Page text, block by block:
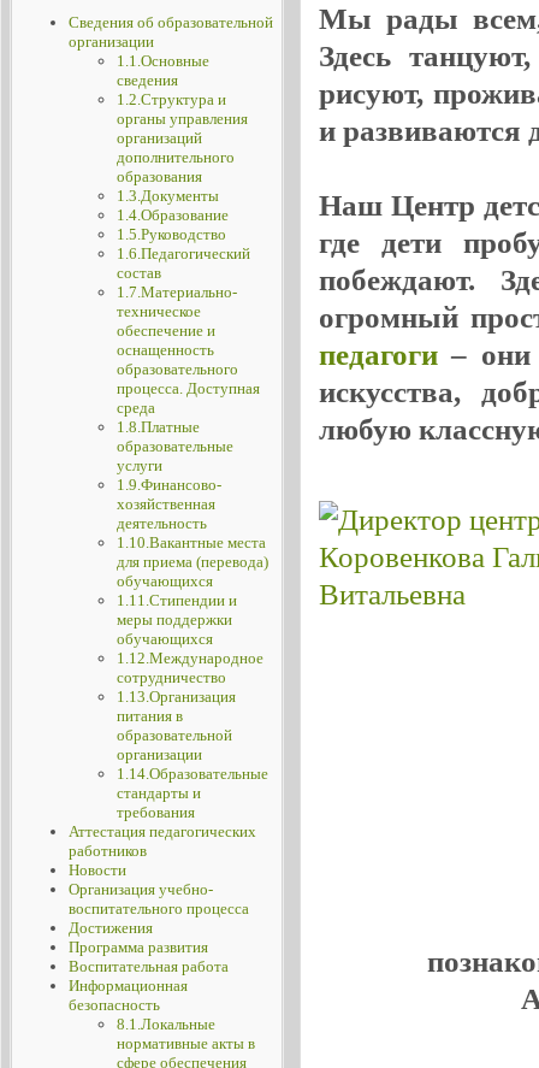
Сведения об образовательной
организации
1.1.Основные
сведения
1.2.Структура и
органы управления
организаций
дополнительного
образования
1.3.Документы
1.4.Образование
1.5.Руководство
1.6.Педагогический
состав
1.7.Материально-
техническое
обеспечение и
оснащенность
образовательного
процесса. Доступная
среда
1.8.Платные
образовательные
услуги
1.9.Финансово-
хозяйственная
деятельность
1.10.Вакантные места
для приема (перевода)
обучающихся
1.11.Стипендии и
меры поддержки
обучающихся
1.12.Международное
сотрудничество
1.13.Организация
питания в
образовательной
организации
1.14.Образовательные
стандарты и
требования
Аттестация педагогических
работников
Новости
Организация учебно-
воспитательного процесса
Достижения
Программа развития
Воспитательная работа
Информационная
безопасность
8.1.Локальные
нормативные акты в
сфере обеспечения
Мы рады всем,
Здесь
рисуют,
и развиваются
Наш Центр
где дети
побеждают.
огромный
педагоги– они
искусства,
любую